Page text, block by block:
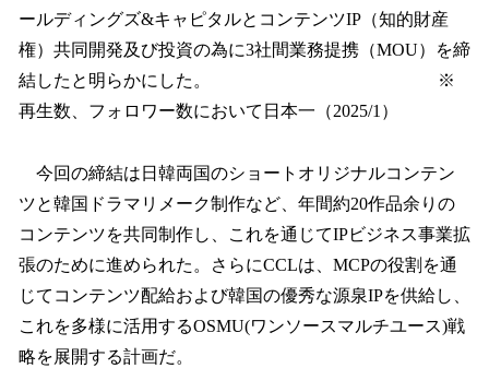
ールディングズ&キャピタルとコンテンツIP（知的財産
権）共同開発及び投資の為に3社間業務提携（MOU）を締
結したと明らかにした。 ※
再⽣数、フォロワー数において⽇本⼀（2025/1）
今回の締結は日韓両国のショートオリジナルコンテン
ツと韓国ドラマリメーク制作など、年間約20作品余りの
コンテンツを共同制作し、これを通じてIPビジネス事業拡
張のために進められた。さらにCCLは、MCPの役割を通
じてコンテンツ配給および韓国の優秀な源泉IPを供給し、
これを多様に活用するOSMU(ワンソースマルチユース)戦
略を展開する計画だ。